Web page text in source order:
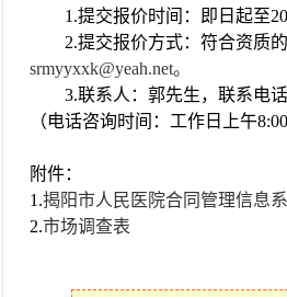
1.提交报价时间：即日起至
2.提交报价方式：符合资质
srmyyxxk@yeah.net。
3.联系人：郭先生，联系电话
（电话咨询时间：工作日上午
附件：
1.揭阳市人民医院合同管理信息
2.市场调查表